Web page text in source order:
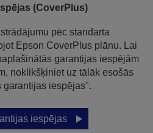
(CoverPlus)
pēc standarta
Epson CoverPlus plānu. Lai
garantijas iespējām
noklikšķiniet uz tālāk esošās
garantijas iespējas".
iespējas